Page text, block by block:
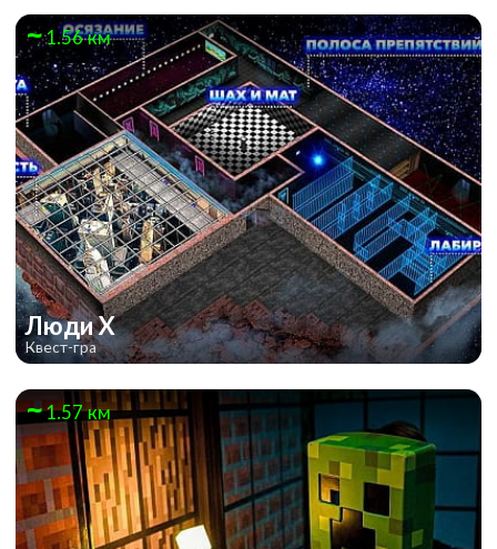
1.56 км
Люди Х
Квест-гра
1.57 км